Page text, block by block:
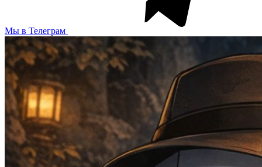
Мы в Телеграм